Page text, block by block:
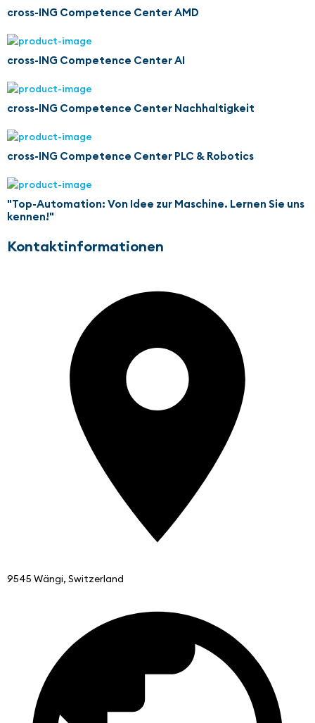
cross-ING Competence Center AMD
cross-ING Competence Center AI
cross-ING Competence Center Nachhaltigkeit
cross-ING Competence Center PLC & Robotics
"Top-Automation: Von Idee zur Maschine. Lernen Sie uns
kennen!"
Kontaktinformationen
9545 Wängi, Switzerland